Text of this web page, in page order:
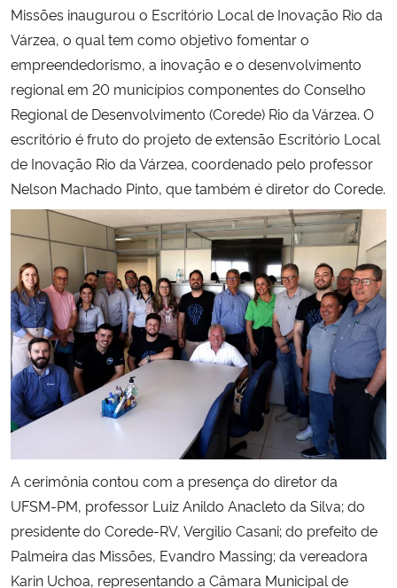
Ministério do Turismo
Ministério do Desenvolvimento Regional
Controladoria-Geral da União
Ministério da Mulher, da Família e dos Direitos Humanos
Secretaria-Geral
Secretaria de Governo
Gabinete de Segurança Institucional
Advocacia-Geral da União
Banco Central do Brasil
Missões inaugurou o Escritório Local de Inovação Rio da
Várzea, o qual tem como objetivo fomentar o
empreendedorismo, a inovação e o desenvolvimento
regional em 20 municípios componentes do Conselho
Regional de Desenvolvimento (Corede) Rio da Várzea. O
escritório é fruto do projeto de extensão Escritório Local
de Inovação Rio da Várzea, coordenado pelo professor
Nelson Machado Pinto, que também é diretor do Corede.
A cerimônia contou com a presença do diretor da
UFSM-PM, professor Luiz Anildo Anacleto da Silva; do
presidente do Corede-RV, Vergilio Casani; do prefeito de
Palmeira das Missões, Evandro Massing; da vereadora
Karin Uchoa, representando a Câmara Municipal de